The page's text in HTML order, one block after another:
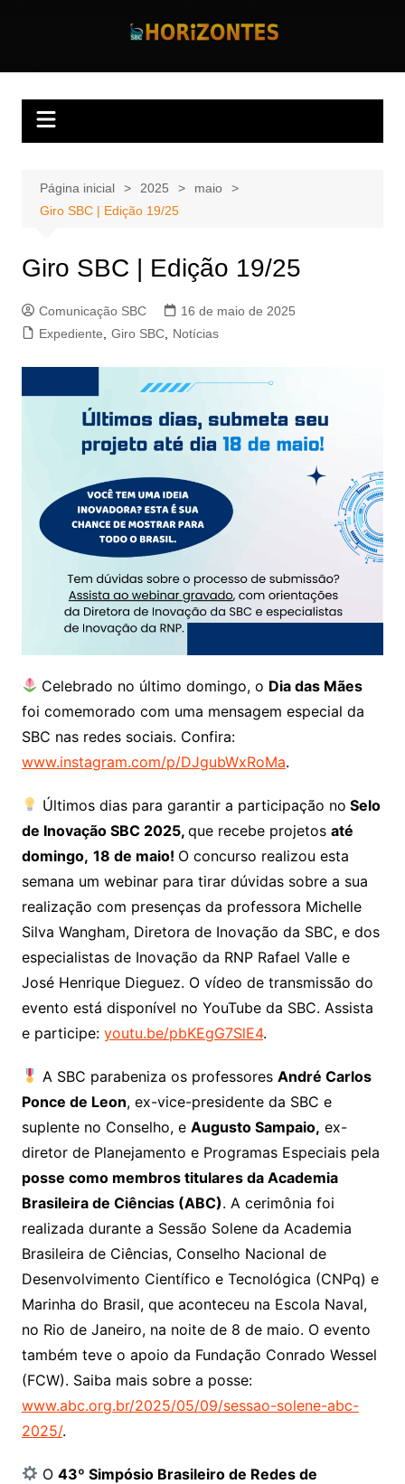
Horizontes
Página inicial 2025
maio
Giro SBC | Edição 19/25
Giro SBC | Edição 19/25
Comunicação SBC
16 de maio de 2025
Expediente
Giro SBC, Notícias
Celebrado no último domingo, o Dia das Mães
foi comemorado com uma mensagem especial da
SBC nas redes sociais. Confira:
www.instagram.com/p/DJgubWxRoMa.
Últimos dias para garantir a participação no Selo
de Inovação SBC 2025, que recebe projetos até
domingo, 18 de maio! O concurso realizou esta
semana um webinar para tirar dúvidas sobre a sua
realização com presenças da professora Michelle
Silva Wangham, Diretora de Inovação da SBC, e dos
especialistas de Inovação da RNP Rafael Valle e
José Henrique Dieguez. O vídeo de transmissão do
evento está disponível no YouTube da SBC. Assista
e participe: youtu.be/pbKEgG7SlE4.
A SBC parabeniza os professoresAndré Carlos
Ponce de Leon, ex-vice-presidente da SBC e
suplente no Conselho, e Augusto Sampaio, ex-
diretor de Planejamento e Programas Especiais pela
posse como membros titulares da Academia
Brasileira de Ciências (ABC). A cerimônia foi
realizada durante a Sessão Solene da Academia
Brasileira de Ciências, Conselho Nacional de
Desenvolvimento Científico e Tecnológica (CNPq) e
Marinha do Brasil, que aconteceu na Escola Naval,
no Rio de Janeiro, na noite de 8 de maio. O evento
também teve o apoio da Fundação Conrado Wessel
(FCW). Saiba mais sobre a posse:
www.abc.org.br/2025/05/09/sessao-solene-abc-
2025/.
O43º Simpósio Brasileiro de Redes de